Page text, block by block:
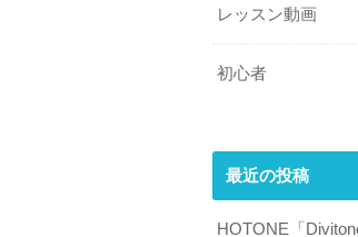
レッスン動画
初心者
最近の投稿
HOTONE「